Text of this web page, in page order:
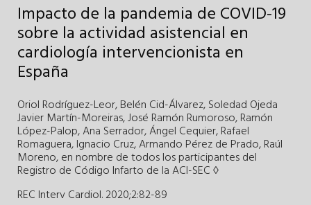
Impacto de la pandemia de COVID-19
sobre la actividad asistencial en
cardiología intervencionista en
España
Oriol Rodríguez-Leor,Belén Cid-Álvarez,Soledad Ojeda
Javier Martín-Moreiras,José Ramón Rumoroso,Ramón
López-Palop,Ana Serrador,Ángel Cequier,Rafael
Romaguera,Ignacio Cruz,Armando Pérez de Prado,Raúl
Moreno, en nombre de todos los participantes del
Registro de Código Infarto de la ACI-SEC ◊
REC Interv Cardiol. 2020;2:82-89